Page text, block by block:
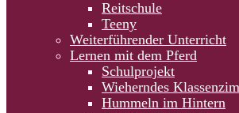
Reitschule
Teeny
Weiterführender Unterricht
Lernen mit dem Pferd
Schulprojekt
Wieherndes
Hummeln im Hintern